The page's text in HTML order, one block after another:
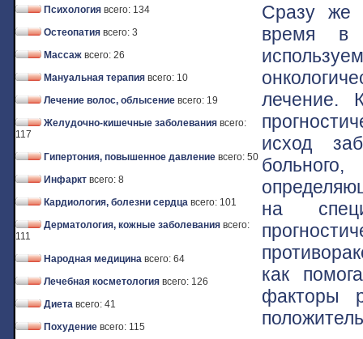
Психология всего: 134
Остеопатия всего: 3
Массаж всего: 26
Мануальная терапия всего: 10
Лечение волос, облысение всего: 19
Желудочно-кишечные заболевания всего:
117
Гипертония, повышенное давление всего: 50
Инфаркт всего: 8
Кардиология, болезни сердца всего: 101
Дерматология, кожные заболевания всего:
111
Народная медицина всего: 64
Лечебная косметология всего: 126
Диета всего: 41
Похудение всего: 115
Сразу же
время в
лечение.
исход
на
как
факторы